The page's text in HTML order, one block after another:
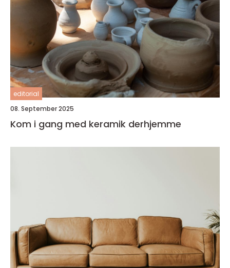
editorial
08. September 2025
Kom i gang med keramik derhjemme